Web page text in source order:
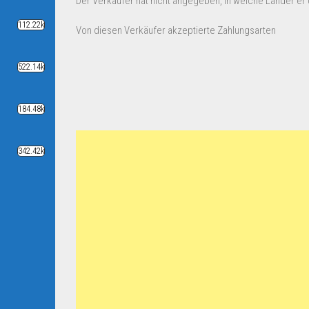
Von diesen Verkäufer akzeptierte Zahlungsarten
112.22k
522.14k
184.48k
342.42k